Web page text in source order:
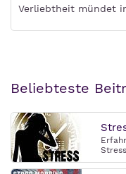
Verliebtheit mündet
Beliebteste